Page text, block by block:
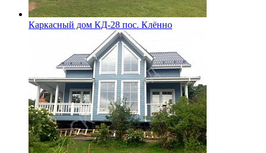
Каркасный дом КД-28 пос. Клённо